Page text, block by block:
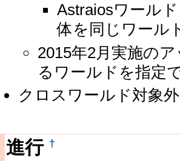
Astraiosワール
体を同じワール
2015年2月実施の
るワールドを指定
クロスワールド対象
進行 †